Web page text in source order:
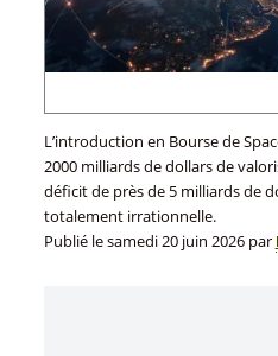
L’introduction en Bourse de
2000 milliards de dollars de
déficit de près de 5 milliards de
totalement irrationnelle.
Publié lesamedi 20 juin 2026par